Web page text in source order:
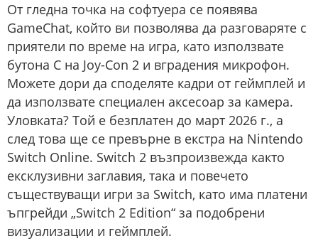
От гледна точка на софтуера се появява
GameChat, който ви позволява да разговаряте с
приятели по време на игра, като използвате
бутона C на Joy-Con 2 и вградения микрофон.
Можете дори да споделяте кадри от геймплей и
да използвате специален аксесоар за камера.
Уловката? Той е безплатен до март 2026 г., а
след това ще се превърне в екстра на Nintendo
Switch Online. Switch 2 възпроизвежда както
ексклузивни заглавия, така и повечето
съществуващи игри за Switch, като има платени
ъпгрейди „Switch 2 Edition“ за подобрени
визуализации и геймплей.